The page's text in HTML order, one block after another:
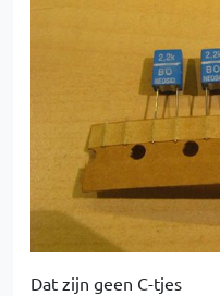
Dat zijn geen C-tjes